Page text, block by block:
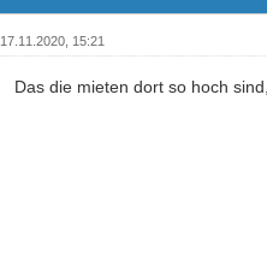
17.11.2020, 15:21
Das die mieten dort so hoch